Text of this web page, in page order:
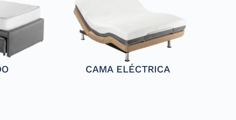
CAMA ELÉCTRICA